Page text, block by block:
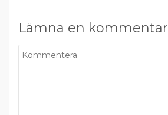
Lämna en kommentar